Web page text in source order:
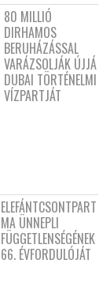
80 MILLIÓ
DIRHAMOS
BERUHÁZÁSSAL
VARÁZSOLJÁK ÚJJÁ
DUBAI TÖRTÉNELMI
VÍZPARTJÁT
ELEFÁNTCSONTPART
MA ÜNNEPLI
FÜGGETLENSÉGÉNEK
66. ÉVFORDULÓJÁT